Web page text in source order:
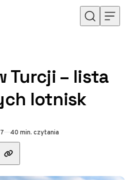
Turcji – lista
lotnisk
40 min. czytania